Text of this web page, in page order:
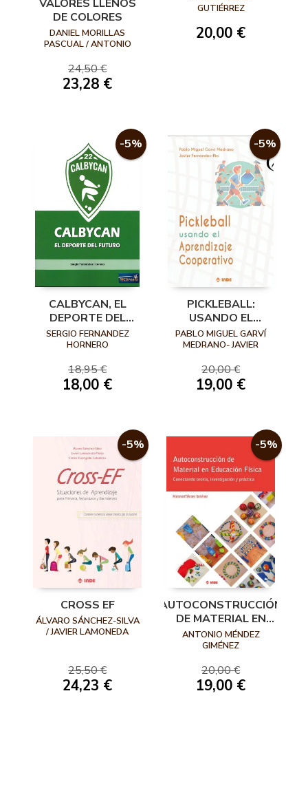
VALORES LLENOS
DE COLORES
DANIEL MORILLAS
PASCUAL / ANTONIO
24,50 €
23,28 €
GUTIÉRREZ
20,00 €
-5%
CALBYCAN, EL
DEPORTE DEL
FUTURO
SERGIO FERNANDEZ
HORNERO
18,95 €
18,00 €
-5%
PICKLEBALL:
USANDO EL
APRENDIZAJE
COOPERATIVO
PABLO MIGUEL GARVÍ
MEDRANO- JAVIER
20,00 €
19,00 €
-5%
CROSS EF
ÁLVARO SÁNCHEZ-SILVA
/ JAVIER LAMONEDA
25,50 €
24,23 €
-5%
AUTOCONSTRUCCIÓN
DE MATERIAL EN
EDUCACIÓN FÍSICA
ANTONIO MÉNDEZ
GIMÉNEZ
20,00 €
19,00 €